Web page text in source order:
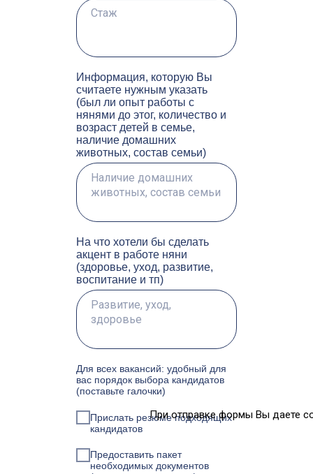
Информация, которую Вы
считаете нужным указать
(был ли опыт работы с
нянями до этог, количество и
возраст детей в семье,
наличие домашних
животных, состав семьи)
На что хотели бы сделать
акцент в работе няни
(здоровье, уход, развитие,
воспитание и тп)
Для всех вакансий: удобный для
вас порядок выбора кандидатов
(поставьте галочки)
Прислать резюме подходящих
кандидатов
Предоставить пакет
необходимых документов
При отправке формы Вы даете